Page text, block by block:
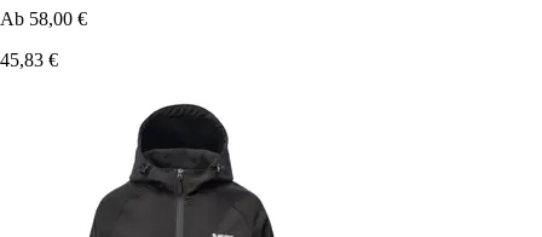
Ab 58,00 €
45,83 €